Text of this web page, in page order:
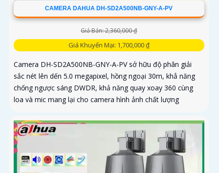
CAMERA DAHUA DH-SD2A500NB-GNY-A-PV
Giá Bán: 2,360,000 ₫
Giá Khuyến Mại: 1,700,000 ₫
Camera DH-SD2A500NB-GNY-A-PV sở hữu độ phân giải
sắc nét lên dến 5.0 megapixel, hồng ngoại 30m, khẳ năng
chống ngược sáng DWDR, khả năng quay xoay 360 cùng
loa và mic mang lại cho camera hình ảnh chất lượng